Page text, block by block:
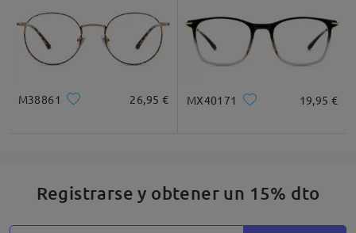
M38861 26,95 € MX40171 19,95 €
Registrarse y obtener un 15% dto